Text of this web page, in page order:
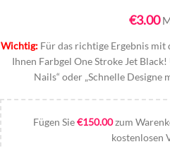
€3.00
Wichtig:Für das richtige Ergebnis mit
Ihnen Farbgel One Stroke Jet
Nails“ oder „Schnelle Designe
Fügen Sie€150.00zum
kostenlosen